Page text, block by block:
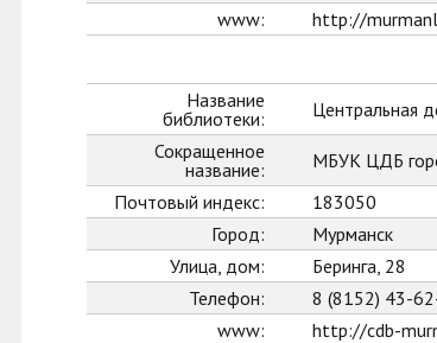
www:
http://
Название
библиотеки:
Центральная
Сокращенное
название:
МБУК ЦДБ
Почтовый индекс:
183050
Город:
Мурманск
Улица, дом:
Беринга, 28
Телефон:
8 (8152) 43-
www:
http://cdb-